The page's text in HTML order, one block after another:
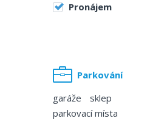
Parkování
garáže
sklep
parkovací místa
Pronájem